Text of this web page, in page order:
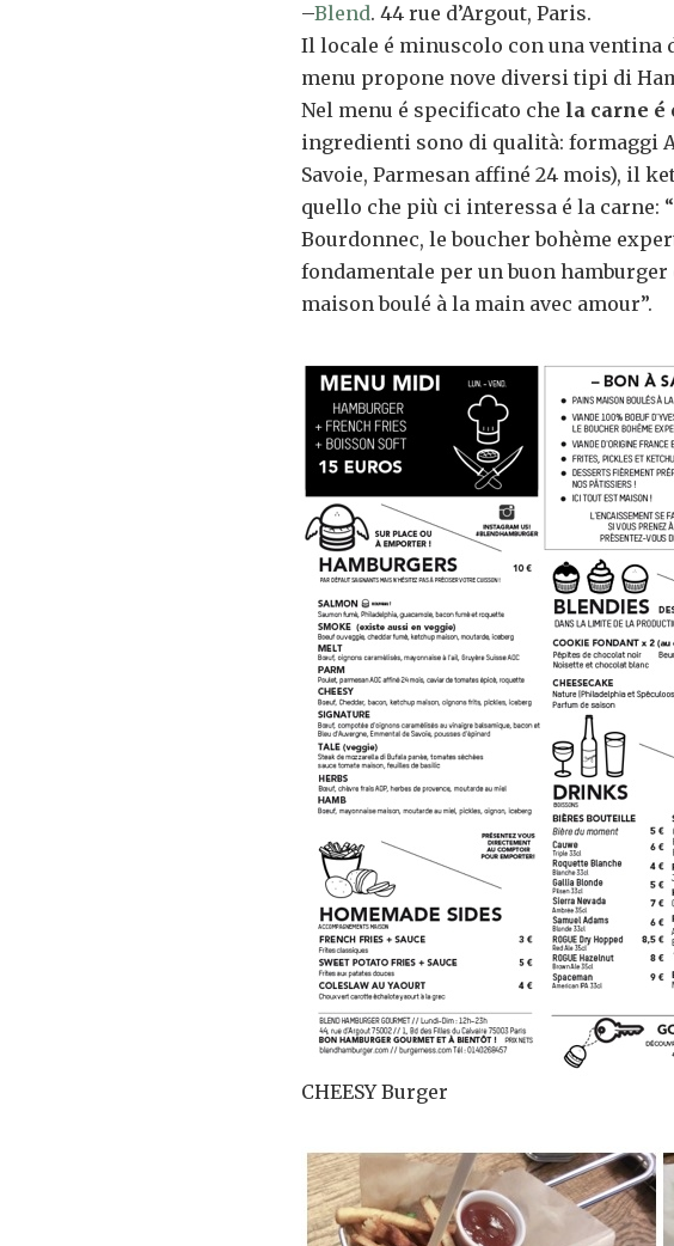
–Blend. 44 rue d’Argout, Paris.
Il locale é minuscolo con una ventina
menu propone nove diversi tipi di
Nel menu é specificato che la carne é
ingredienti sono di qualità: formaggi
Savoie, Parmesan affiné 24 mois), il
quello che più ci interessa é la carne:
Bourdonnec, le boucher bohème
fondamentale per un buon
maison boulé à la main avec amour”.
CHEESY Burger